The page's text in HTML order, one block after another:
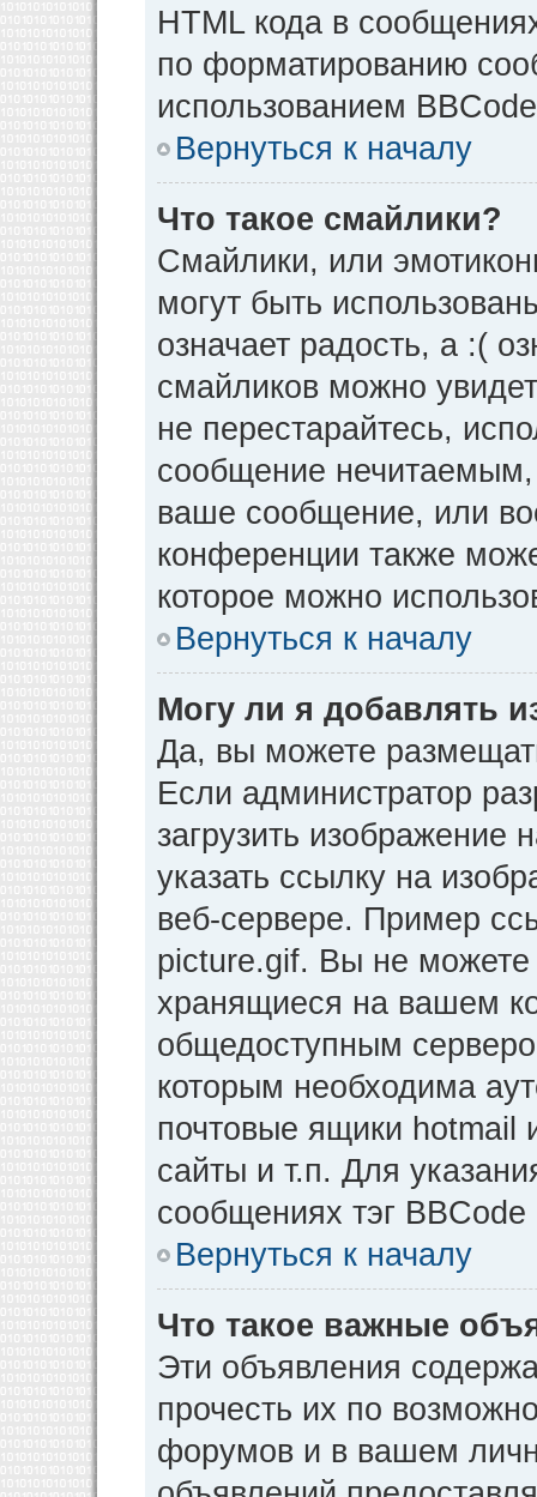
HTML кода в
по форматированию
использованием
Вернуться к началу
Что такое смайлики?
Смайлики, или
могут быть
означает радость, а :(
смайликов можно
не перестарайтесь,
сообщение нечитаемым,
ваше сообщение, или
конференции также
которое можно
Вернуться к началу
Могу ли я добавлять
Да, вы можете
Если администратор
загрузить
указать ссылку на
веб-сервере. Пример
picture.gif. Вы не можете
хранящиеся на вашем
общедоступным
которым необходима
почтовые ящики
сайты и т.п. Для
сообщениях тэг BBCode
Вернуться к началу
Что такое важные
Эти объявления
прочесть их по
форумов и в вашем